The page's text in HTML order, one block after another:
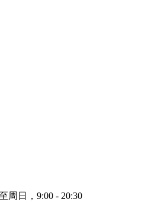
周日，9:00 - 20:30